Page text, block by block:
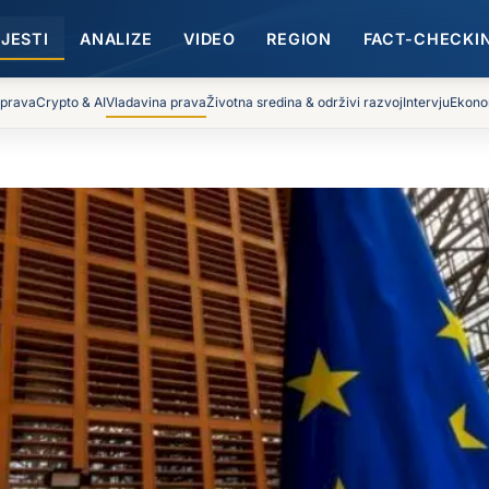
ANALIZE VIDEO REGION FACT-
Crypto & AIVladavina pravaŽivotna sredina & održivi razvojIntervju